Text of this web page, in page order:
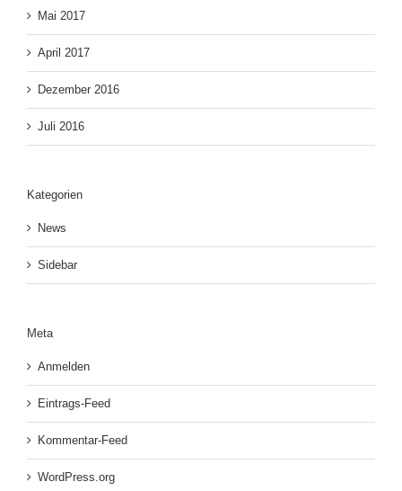
Mai 2017
April 2017
Dezember 2016
Juli 2016
Kategorien
News
Sidebar
Meta
Anmelden
Eintrags-Feed
Kommentar-Feed
WordPress.org